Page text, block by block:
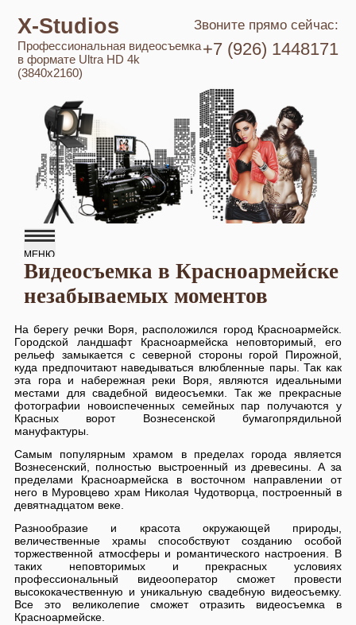
Звоните прямо сейчас:
X-Studios
+7 (926) 1448171
Профессиональная видеосъемка
в формате Ultra HD 4k
(3840x2160)
Видеосъемка в Красноармейске
незабываемых моментов
На берегу речки Воря, расположился город Красноармейск.
Городской ландшафт Красноармейска неповторимый, его
рельеф замыкается с северной стороны горой Пирожной,
куда предпочитают наведываться влюбленные пары. Так как
эта гора и набережная реки Воря, являются идеальными
местами для свадебной видеосъемки. Так же прекрасные
фотографии новоиспеченных семейных пар получаются у
Красных ворот Вознесенской бумагопрядильной
мануфактуры.
Самым популярным храмом в пределах города является
Вознесенский, полностью выстроенный из древесины. А за
пределами Красноармейска в восточном направлении от
него в Муровцево храм Николая Чудотворца, построенный в
девятнадцатом веке.
Разнообразие и красота окружающей природы,
величественные храмы способствуют созданию особой
торжественной атмосферы и романтического настроения. В
таких неповторимых и прекрасных условиях
профессиональный видеооператор сможет провести
высококачественную и уникальную свадебную видеосъемку.
Все это великолепие сможет отразить видеосъемка в
Красноармейске.